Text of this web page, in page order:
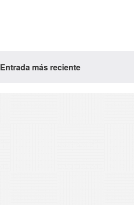
Entrada más reciente